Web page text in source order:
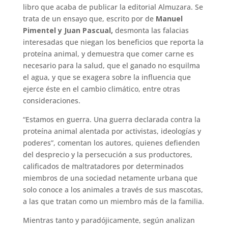
libro que acaba de publicar la editorial Almuzara. Se
trata de un ensayo que, escrito por de Manuel
Pimentel y Juan Pascual, desmonta las falacias
interesadas que niegan los beneficios que reporta la
proteína animal, y demuestra que comer carne es
necesario para la salud, que el ganado no esquilma
el agua, y que se exagera sobre la influencia que
ejerce éste en el cambio climático, entre otras
consideraciones.
“Estamos en guerra. Una guerra declarada contra la
proteína animal alentada por activistas, ideologías y
poderes”, comentan los autores, quienes defienden
del desprecio y la persecución a sus productores,
calificados de maltratadores por determinados
miembros de una sociedad netamente urbana que
solo conoce a los animales a través de sus mascotas,
a las que tratan como un miembro más de la familia.
Mientras tanto y paradójicamente, según analizan